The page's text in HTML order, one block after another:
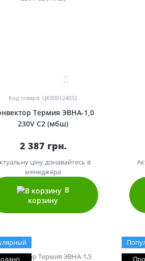
0
Код товара: ЦК000124032
Термия ЭВНА-1,0
230V С2 (мбш)
2 387 грн.
ціну дізнавайтесь в
менеджера
В
корзину